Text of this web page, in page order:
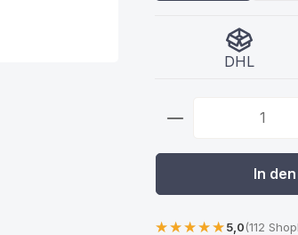
DHL
Produkt
In
5,0(112